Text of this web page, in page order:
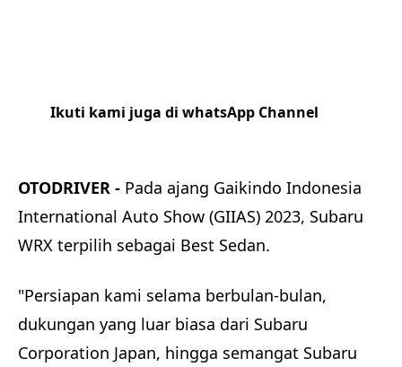
Ikuti kami juga di whatsApp Channel
OTODRIVER - Pada ajang Gaikindo Indonesia
International Auto Show (GIIAS) 2023, Subaru
WRX terpilih sebagai Best Sedan.
"Persiapan kami selama berbulan-bulan,
dukungan yang luar biasa dari Subaru
Corporation Japan, hingga semangat Subaru